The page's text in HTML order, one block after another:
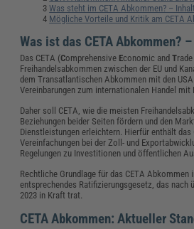
Was steht im CETA Abkommen? – Inhalt
Mögliche Vorteile und Kritik am CETA
Was ist das CETA Abkommen?
Das CETA (Comprehensive Economic andT
Freihandelsabkommen zwischen der EU und
dem Transatlantischen Abkommen mit den
Vereinbarungen zum internationalen Handel mit
Daher soll CETA, wie die meisten
Beziehungen beider Seiten fördern und den
Dienstleistungen erleichtern. Hierfür enthält das
Vereinfachungen bei der Zoll- und
Regelungen zu Investitionen und öffentlichen
Rechtliche Grundlage für das CETA Abkommen
entsprechendes Ratifizierungsgesetz, das nach
2023 in Kraft trat.
CETA Abkommen: Aktueller